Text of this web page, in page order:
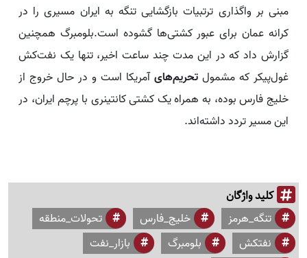
مبنی بر واگذاری ترتبیات بازگشایی تنگه به ایران مسیری را در
کرانه عمان برای عبور کشتی‌ها گشوده است.بلومبرگ همچنین
گزارش داد که در این مدت چند ساعت اخیر، تنها یک نفت‌کش
غول‌پیکر که مشمول تحریم‌هایآمریکا است و در حال خروج از
خلیج فارس بوده، به همراه یک کشتی کانتینری با پرچم ایران، در
این مسیر تردد داشته‌اند.
کلید واژگان
تنگه_هرمز خلیج_فارس
تحولات_منطقه
نفتکش
بلومبرگ
بازار_نفت